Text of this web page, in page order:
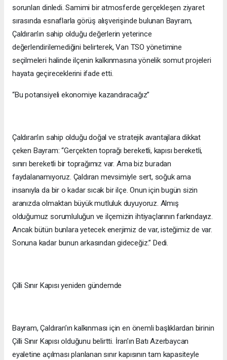
sorunları dinledi. Samimi bir atmosferde gerçekleşen ziyaret
sırasında esnaflarla görüş alışverişinde bulunan Bayram,
Çaldıran’ın sahip olduğu değerlerin yeterince
değerlendirilemediğini belirterek, Van TSO yönetimine
seçilmeleri halinde ilçenin kalkınmasına yönelik somut projeleri
hayata geçireceklerini ifade etti.
“Bu potansiyeli ekonomiye kazandıracağız”
Çaldıran’ın sahip olduğu doğal ve stratejik avantajlara dikkat
çeken Bayram: “Gerçekten toprağı bereketli, kapısı bereketli,
sınırı bereketli bir toprağımız var. Ama biz buradan
faydalanamıyoruz. Çaldıran mevsimiyle sert, soğuk ama
insanıyla da bir o kadar sıcak bir ilçe. Onun için bugün sizin
aranızda olmaktan büyük mutluluk duyuyoruz. Almış
olduğumuz sorumluluğun ve ilçemizin ihtiyaçlarının farkındayız.
Ancak bütün bunlara yetecek enerjimiz de var, isteğimiz de var.
Sonuna kadar bunun arkasından gideceğiz.” Dedi.
Çilli Sınır Kapısı yeniden gündemde
Bayram, Çaldıran’ın kalkınması için en önemli başlıklardan birinin
Çilli Sınır Kapısı olduğunu belirtti. İran’ın Batı Azerbaycan
eyaletine açılması planlanan sınır kapısının tam kapasiteyle